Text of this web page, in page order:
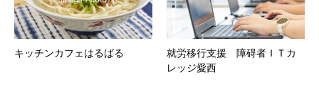
キッチンカフェはるばる
就労移行支援 障碍者ＩＴカ
レッジ愛西